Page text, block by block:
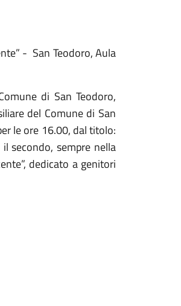
- San Teodoro, Aula
di San Teodoro,
del Comune di San
le ore 16.00, dal titolo:
secondo, sempre nella
dedicato a genitori